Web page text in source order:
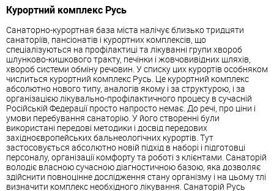
Курортний комплекс Русь
Санаторно-курортная база міста налічує близько тридцяти
санаторіїв, пансіонатів і курортних комплексів, що
спеціалізуються на профілактиці та лікуванні групи хвороб
шлунково-кишкового тракту, печінки і жовчовивідних шляхів,
хвороб системи обміну речовин. У списку цих курортів особняком
числиться курортний комплекс Русь. Це курортний комплекс
абсолютно нового типу, аналогів якому і за структурою, і за
організацією лікувально-профілактичного процесу в сучасній
Російській Федерації просто напросто немає. До речі, про ціни і
умови перебування санаторію. У його створенні були
використані передові методики і досвід передових
західноєвропейських бальнеологічних курортів. Тут
застосовується абсолютно новій підхід в наборі і підготовці
персоналу, організації комфорту та роботі з клієнтами. Санаторій
володіє власною сучасною діагностичною базою, яка дозволяє
здійснити повноцінне дослідження стану організму і на цьому тлі
визначити комплекс необхідного лікування. Санаторій Русь